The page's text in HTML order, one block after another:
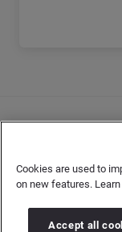
Cookies are used to
on new features.
Accept all